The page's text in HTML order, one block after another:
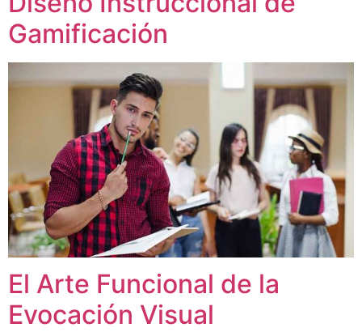
Gamificación
El Arte Funcional de la
Evocación Visual